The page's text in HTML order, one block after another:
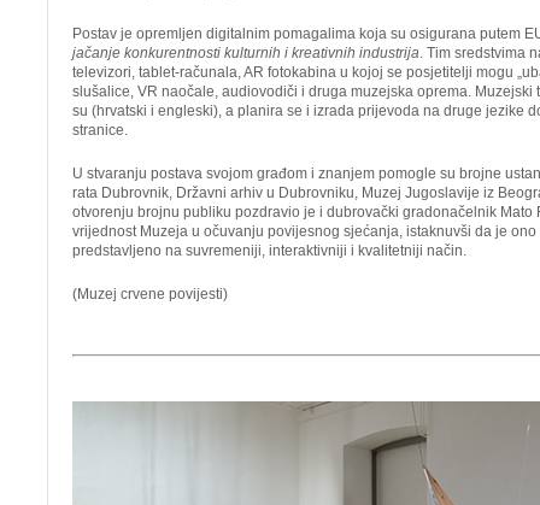
Postav je opremljen digitalnim pomagalima koja su osigurana putem
jačanje konkurentnosti kulturnih i kreativnih industrija. Tim sredstvima
televizori, tablet-računala, AR fotokabina u kojoj se posjetitelji mogu
slušalice, VR naočale, audiovodiči i druga muzejska oprema. Muzejski
su (hrvatski i engleski), a planira se i izrada prijevoda na druge jezike
stranice.
U stvaranju postava svojom građom i znanjem pomogle su brojne
rata Dubrovnik, Državni arhiv u Dubrovniku, Muzej Jugoslavije iz
otvorenju brojnu publiku pozdravio je i dubrovački gradonačelnik Mato
vrijednost Muzeja u očuvanju povijesnog sjećanja, istaknuvši da je
predstavljeno na suvremeniji, interaktivniji i kvalitetniji način.
(Muzej crvene povijesti)